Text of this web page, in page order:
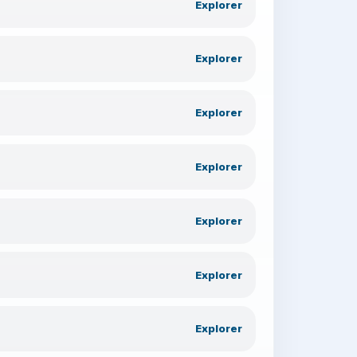
Explorer
Explorer
Explorer
Explorer
Explorer
Explorer
Explorer